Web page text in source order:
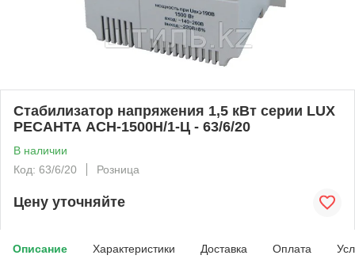
Стабилизатор напряжения 1,5 кВт серии LUX
РЕСАНТА АСН-1500Н/1-Ц - 63/6/20
В наличии
Код: 63/6/20
Розница
Цену уточняйте
Описание Характеристики Доставка Оплата